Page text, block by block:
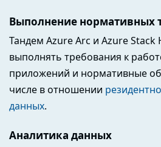
Выполнение нормативных
Тандем Azure Arc и Azure Stack
выполнять требования к
приложений и нормативные
числе в отношении
данных.
Аналитика данных